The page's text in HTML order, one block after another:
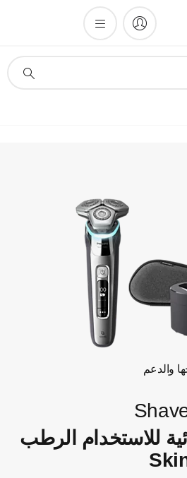
والدعم
للاستخدام الرطب